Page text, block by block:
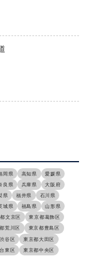
岡県 高知県
愛媛県
良県 兵庫県
大阪府
県 福井県
石川県
城県 福島県
山形県
文京区
東京都葛飾区
荒川区
東京都豊島区
谷区
東京都大田区
東区
東京都中央区